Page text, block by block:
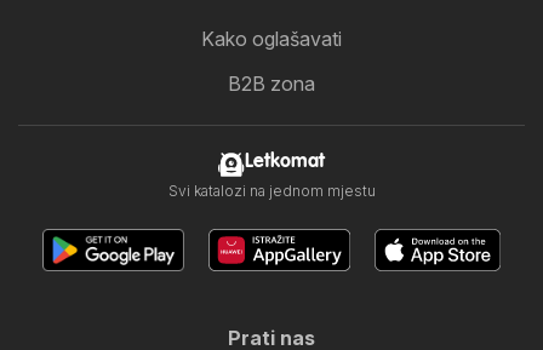
Kako oglašavati
B2B zona
Letkomat
Svi katalozi na jednom mjestu
Prati nas